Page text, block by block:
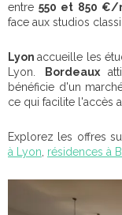
entre 550 et 850 €/
face aux studios
Lyonaccueille les
Lyon.
Bordeaux
bénéficie d'un
ce qui facilite l'accès
Explorez les offres
à Lyon résidences à